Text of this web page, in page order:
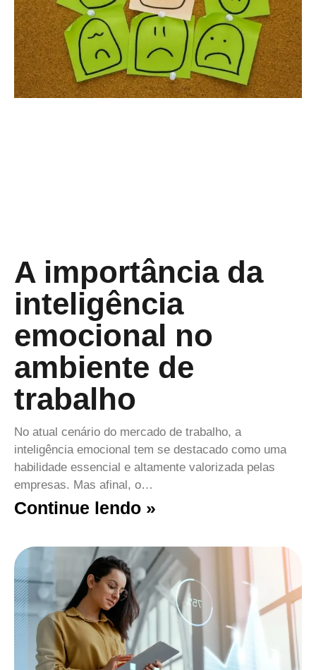
A importância da
inteligência
emocional no
ambiente de
trabalho
No atual cenário do mercado de trabalho, a
inteligência emocional tem se destacado como uma
habilidade essencial e altamente valorizada pelas
empresas. Mas afinal, o…
Continue lendo »